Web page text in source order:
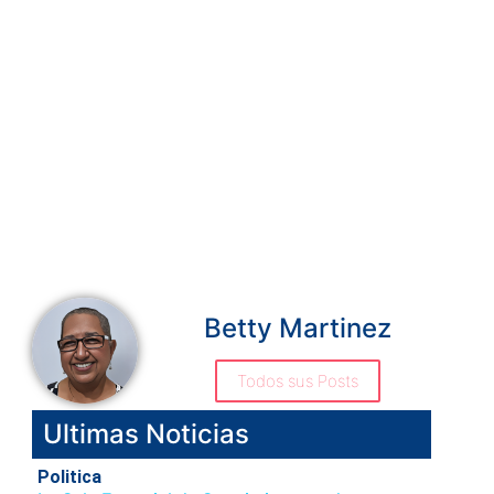
Betty Martinez
Todos sus Posts
Ultimas Noticias
Politica